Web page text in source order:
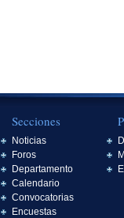
Secciones
Noticias
Foros
Departamento
Calendario
Convocatorias
Encuestas